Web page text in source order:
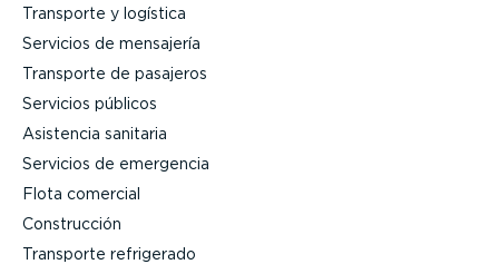
Transporte y logística
Servicios de mensajería
Transporte de pasajeros
Servicios públicos
Asistencia sanitaria
Servicios de emergencia
Flota comercial
Construcción
Transporte refrigerado